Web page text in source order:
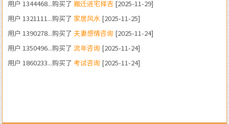
用户 1390278...购买了 夫妻感情咨询 [2025-11-24]
用户 1350496...购买了 流年咨询 [2025-11-24]
用户 1860233...购买了 考试咨询[2025-11-24]